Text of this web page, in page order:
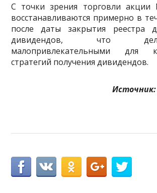
С точки зрения торговли акции
восстанавливаются примерно в
после даты закрытия реестра
дивидендов, что
малопривлекательными для
стратегий получения дивидендов.
Источник: